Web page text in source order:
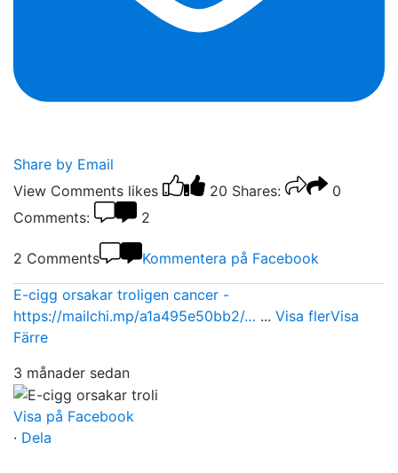
Share by Email
View Comments likes 20 Shares:
0
Comments:
2
2 Comments Kommentera på Facebook
E-cigg orsakar troligen cancer -
https://mailchi.mp/a1a495e50bb2/… ... Visa flerVisa
Färre
3 månader sedan
Visa på Facebook
· Dela